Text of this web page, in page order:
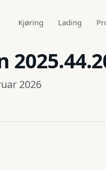
Kjøring Lading
2026